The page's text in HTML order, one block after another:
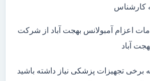
کارشناس
اعزام آمبولانس بهجت آباد از شرکت
آباد
برخی تجهیزات پزشکی نیاز داشته باشید